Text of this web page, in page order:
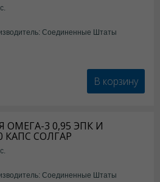
Соединенные Штаты
В корзину
ОМЕГА-3 0,95 ЭПК И
КАПС СОЛГАР
Соединенные Штаты